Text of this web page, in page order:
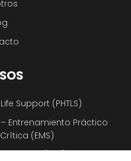
Support (PHTLS)
Entrenamiento Práctico
(EMS)
Care (EPC)